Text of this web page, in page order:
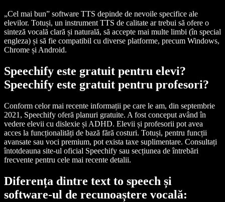
„Cel mai bun” software TTS depinde de nevoile specifice ale
elevilor. Totuși, un instrument TTS de calitate ar trebui să ofere o
sinteză vocală clară și naturală, să accepte mai multe limbi (în special
engleza) și să fie compatibil cu diverse platforme, precum Windows,
Chrome și Android.
Speechify este gratuit pentru elevi?
Speechify este gratuit pentru profesori?
Conform celor mai recente informații pe care le am, din septembrie
2021, Speechify oferă planuri gratuite. A fost conceput având în
vedere elevii cu dislexie și ADHD. Elevii și profesorii pot avea
acces la funcționalități de bază fără costuri. Totuși, pentru funcții
avansate sau voci premium, pot exista taxe suplimentare. Consultați
întotdeauna site-ul oficial Speechify sau secțiunea de întrebări
frecvente pentru cele mai recente detalii.
Diferența dintre text to speech și
software-ul de recunoaștere vocală: